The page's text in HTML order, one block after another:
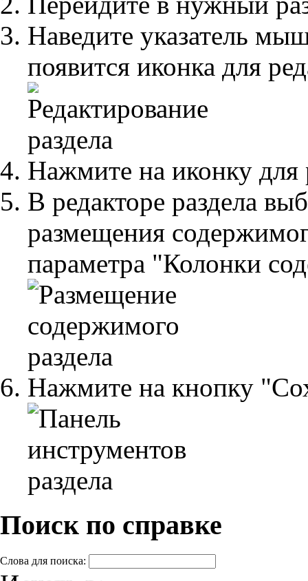
Наведите указатель
появится иконка для
Нажмите на иконку для
В редакторе раздела
размещения
параметра "Колонки
Нажмите на кнопку
Поиск по справке
Слова для поиска: